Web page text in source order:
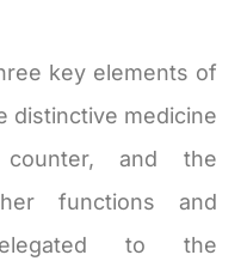
key elements of
distinctive medicine
and the
functions and
to the